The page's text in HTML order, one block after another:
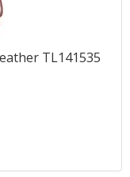
TL141535